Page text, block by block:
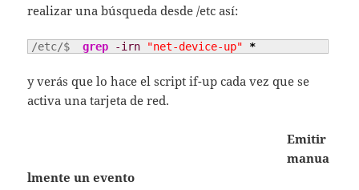
realizar una búsqueda desde /etc así:
/etc/$ grep -irn "net-device-up" *
y verás que lo hace el script if-up cada vez que se
activa una tarjeta de red.
Emitir
manua
lmente un evento